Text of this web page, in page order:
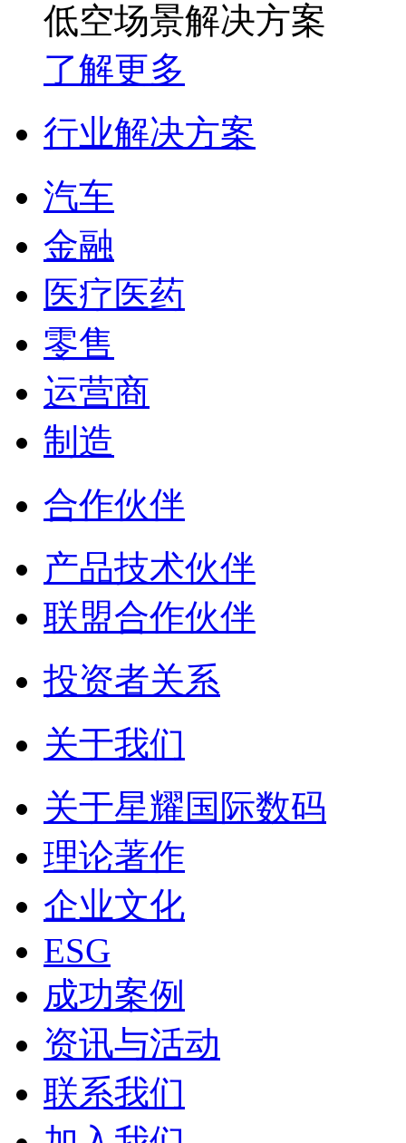
低空场景解决方案
了解更多
行业解决方案
汽车
金融
医疗医药
零售
运营商
制造
合作伙伴
产品技术伙伴
联盟合作伙伴
投资者关系
关于我们
关于星耀国际数码
理论著作
企业文化
ESG
成功案例
资讯与活动
联系我们